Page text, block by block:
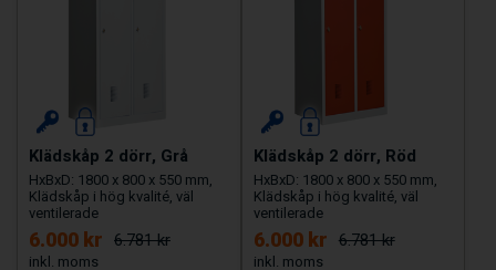
Klädskåp 2 dörr, Grå
HxBxD: 1800 x 800 x 550 mm,
Klädskåp i hög kvalité, väl
ventilerade
6.000 kr 6.781 kr
Klädskåp 2 dörr, Röd
HxBxD: 1800 x 800 x 550 mm,
Klädskåp i hög kvalité, väl
ventilerade
6.000 kr 6.781 kr